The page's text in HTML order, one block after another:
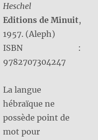
Heschel
Editions de Minuit,
1957. (Aleph)
ISBN :
9782707304247
La langue
hébraïque ne
possède point de
mot pour